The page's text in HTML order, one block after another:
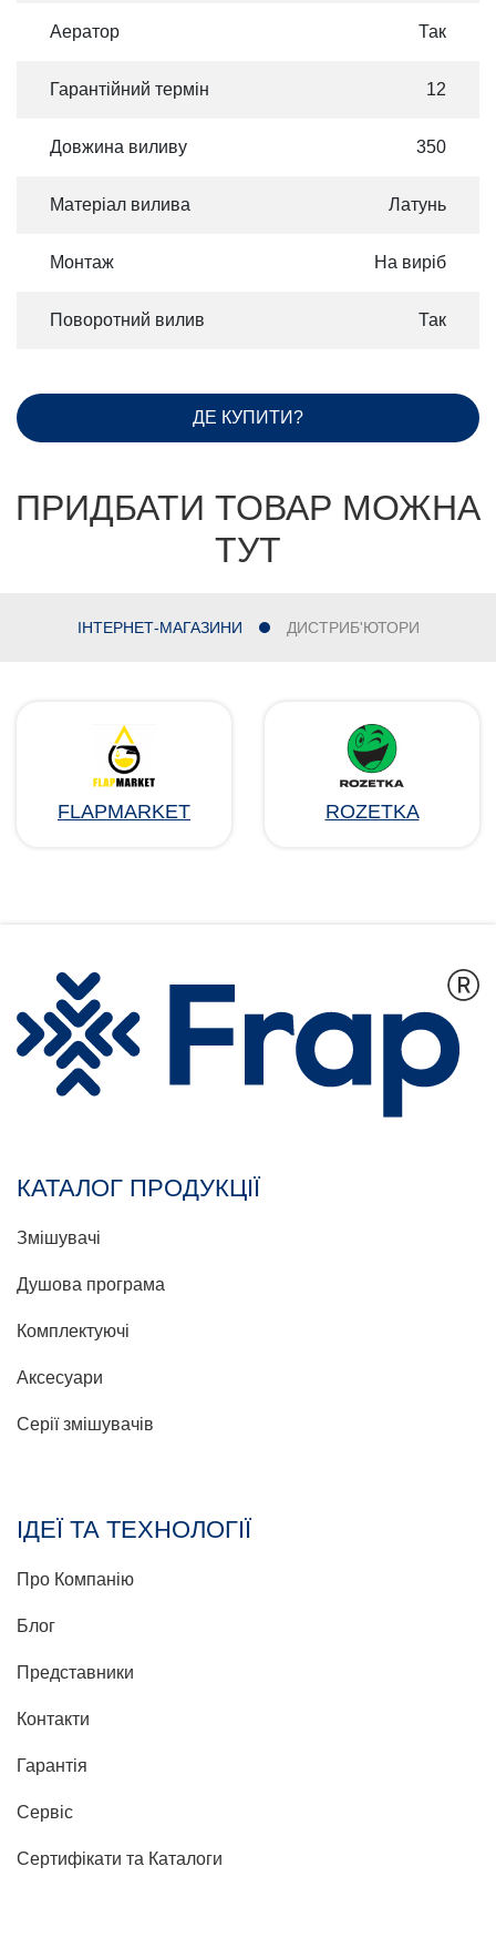
Аератор Так
Гарантійний термін 12
Довжина виливу 350
Матеріал вилива Латунь
Монтаж На виріб
Поворотний вилив Так
ДЕ КУПИТИ?
ПРИДБАТИ ТОВАР МОЖНА
ТУТ
ІНТЕРНЕТ-МАГАЗИНИ ДИСТРИБ'ЮТОРИ
FLAPMARKET ROZETKA
КАТАЛОГ ПРОДУКЦІЇ
Змішувачі
Душова програма
Комплектуючі
Аксесуари
Серії змішувачів
ІДЕЇ ТА ТЕХНОЛОГІЇ
Про Компанію
Блог
Представники
Контакти
Гарантія
Сервіс
Сертифікати та Каталоги